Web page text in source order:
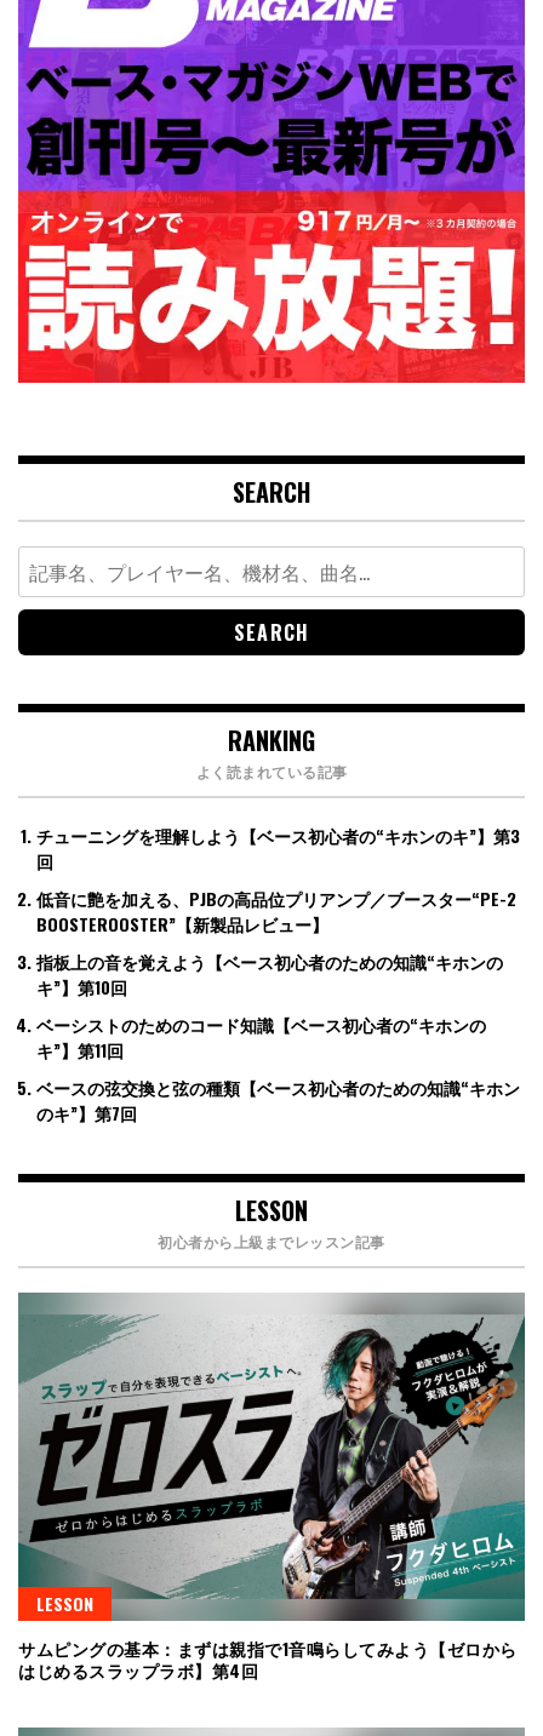
SEARCH
Search
for:
RANKING
よく読まれている記事
チューニングを理解しよう【ベース初心者の“キホンのキ”】第3
回
低音に艶を加える、PJBの高品位プリアンプ／ブースター“PE-2
BOOSTEROOSTER”【新製品レビュー】
指板上の音を覚えよう【ベース初心者のための知識“キホンの
キ”】第10回
ベーシストのためのコード知識【ベース初心者の“キホンの
キ”】第11回
ベースの弦交換と弦の種類【ベース初心者のための知識“キホン
のキ”】第7回
LESSON
初心者から上級までレッスン記事
LESSON
サムピングの基本：まずは親指で1音鳴らしてみよう【ゼロから
はじめるスラップラボ】第4回